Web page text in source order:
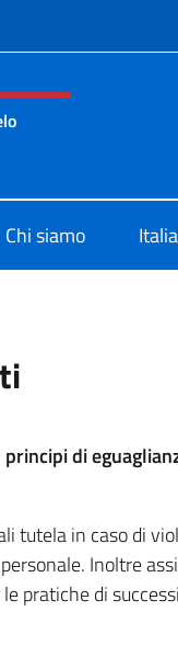
menù
Chi siamo
di
tutela in caso di
Inoltre
pratiche di